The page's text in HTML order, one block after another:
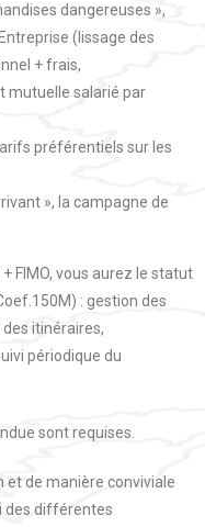
dangereuses »,
(lissage des
+ frais,
mutuelle salarié par
préférentiels sur les
», la campagne de
FIMO, vous aurez le statut
: gestion des
itinéraires,
périodique du
sont requises.
de manière conviviale
des différentes